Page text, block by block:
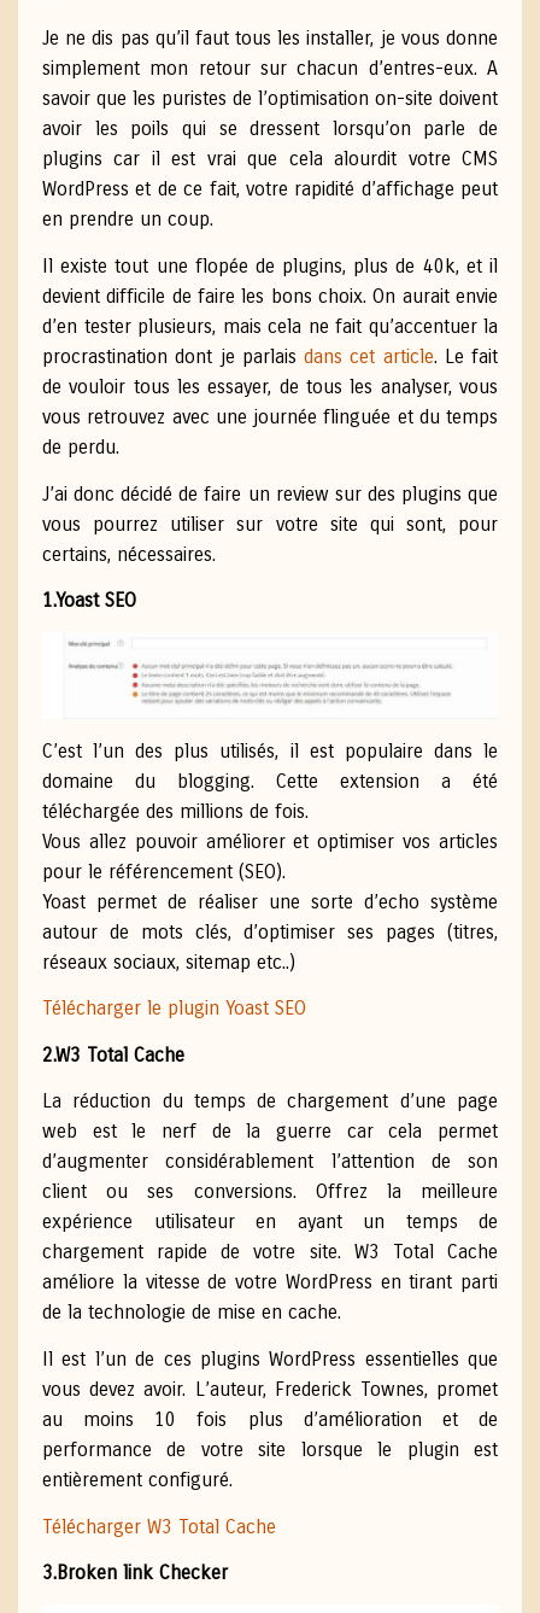
Je ne dis pas qu’il faut tous les installer, je vous donne
simplement mon retour sur chacun d’entres-eux. A
savoir que les puristes de l’optimisation on-site doivent
avoir les poils qui se dressent lorsqu’on parle de
plugins car il est vrai que cela alourdit votre CMS
WordPress et de ce fait, votre rapidité d’affichage peut
en prendre un coup.
Il existe tout une flopée de plugins, plus de 40k, et il
devient difficile de faire les bons choix. On aurait envie
d’en tester plusieurs, mais cela ne fait qu’accentuer la
procrastination dont je parlais dans cet article. Le fait
de vouloir tous les essayer, de tous les analyser, vous
vous retrouvez avec une journée flinguée et du temps
de perdu.
J’ai donc décidé de faire un review sur des plugins que
vous pourrez utiliser sur votre site qui sont, pour
certains, nécessaires.
1.Yoast SEO
C’est l’un des plus utilisés, il est populaire dans le
domaine du blogging. Cette extension a été
téléchargée des millions de fois.
Vous allez pouvoir améliorer et optimiser vos articles
pour le référencement (SEO).
Yoast permet de réaliser une sorte d’echo système
autour de mots clés, d’optimiser ses pages (titres,
réseaux sociaux, sitemap etc..)
Télécharger le plugin Yoast SEO
2.W3 Total Cache
La réduction du temps de chargement d’une page
web est le nerf de la guerre car cela permet
d’augmenter considérablement l’attention de son
client ou ses conversions. Offrez la meilleure
expérience utilisateur en ayant un temps de
chargement rapide de votre site. W3 Total Cache
améliore la vitesse de votre WordPress en tirant parti
de la technologie de mise en cache.
Il est l’un de ces plugins WordPress essentielles que
vous devez avoir. L’auteur, Frederick Townes, promet
au moins 10 fois plus d’amélioration et de
performance de votre site lorsque le plugin est
entièrement configuré.
Télécharger W3 Total Cache
3.Broken link Checker